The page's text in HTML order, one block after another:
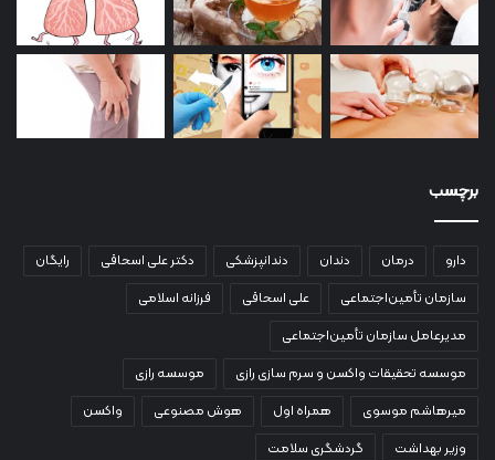
برچسب
دارو درمان دندان دندانپزشکی دکتر علی اسحاقی
رایگان
سازمان تأمین‌اجتماعی
علی اسحاقی
فرزانه اسلامی
مدیرعامل سازمان تأمین‌اجتماعی
موسسه تحقیقات واکسن و سرم سازی رازی
موسسه رازی
میرهاشم موسوی
همراه اول هوش مصنوعی
واکسن
وزیر بهداشت
گردشگری سلامت